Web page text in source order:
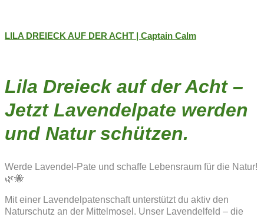
LILA DREIECK AUF DER ACHT | Captain Calm
Lila Dreieck auf der Acht –
Jetzt Lavendelpate werden
und Natur schützen.
Werde Lavendel-Pate und schaffe Lebensraum für die Natur!
🌿🐝
Mit einer Lavendelpatenschaft unterstützt du aktiv den
Naturschutz an der Mittelmosel. Unser Lavendelfeld – die